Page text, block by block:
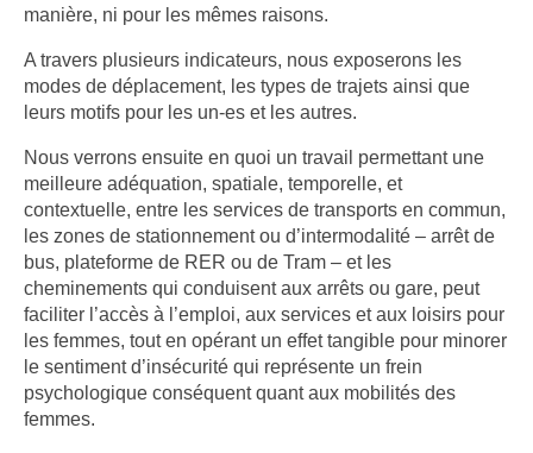
manière, ni pour les mêmes raisons.
A travers plusieurs indicateurs, nous exposerons les
modes de déplacement, les types de trajets ainsi que
leurs motifs pour les un-es et les autres.
Nous verrons ensuite en quoi un travail permettant une
meilleure adéquation, spatiale, temporelle, et
contextuelle, entre les services de transports en commun,
les zones de stationnement ou d’intermodalité – arrêt de
bus, plateforme de RER ou de Tram – et les
cheminements qui conduisent aux arrêts ou gare, peut
faciliter l’accès à l’emploi, aux services et aux loisirs pour
les femmes, tout en opérant un effet tangible pour minorer
le sentiment d’insécurité qui représente un frein
psychologique conséquent quant aux mobilités des
femmes.